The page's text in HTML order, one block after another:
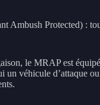
Ambush Protected) :
le MRAP est
un véhicule d’attaque